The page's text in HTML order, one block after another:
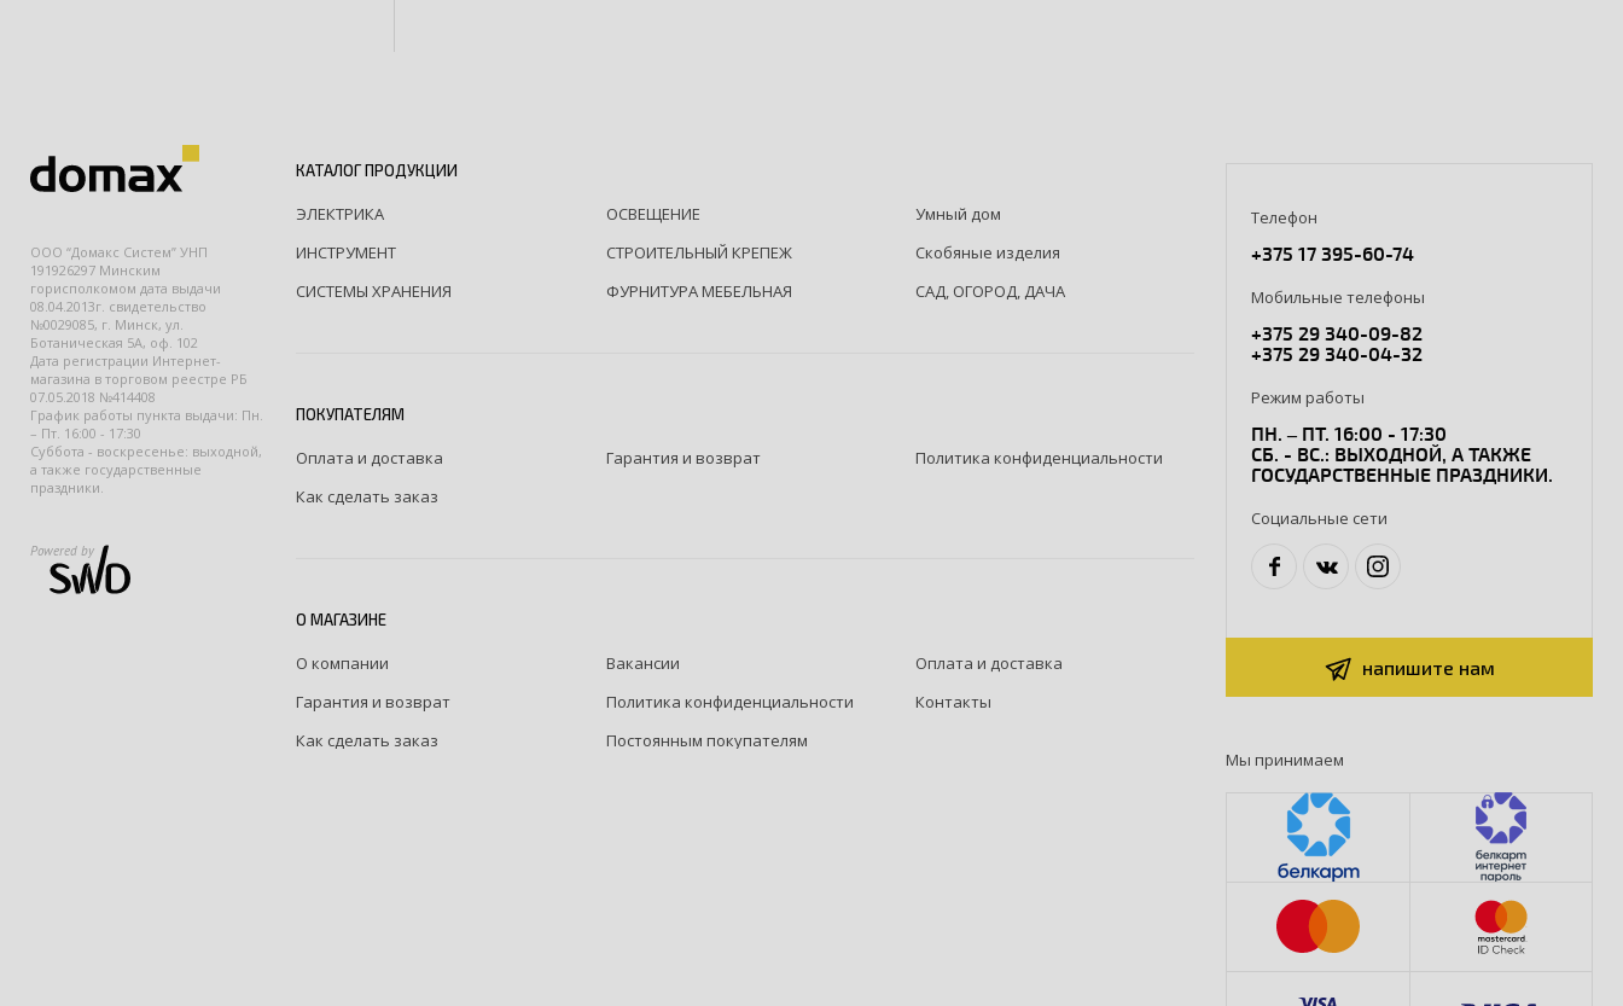
ООО “Домакс Систем” УНП
191926297 Минским
горисполкомом дата выдачи
08.04.2013г. свидетельство
№0029085, г. Минск, ул.
Ботаническая 5А, оф. 102
Дата регистрации Интернет-
магазина в торговом реестре РБ
07.05.2018 №414408
График работы пункта выдачи: Пн.
– Пт. 16:00 - 17:30
Суббота - воскресенье: выходной,
а также государственные
праздники.
Powered by
КАТАЛОГ ПРОДУКЦИИ
ЭЛЕКТРИКА ОСВЕЩЕНИЕ
Умный дом
ИНСТРУМЕНТ
СТРОИТЕЛЬНЫЙ КРЕПЕЖ
Скобяные изделия
СИСТЕМЫ ХРАНЕНИЯ
ФУРНИТУРА МЕБЕЛЬНАЯ САД, ОГОРОД, ДАЧА
ПОКУПАТЕЛЯМ
Оплата и доставка Гарантия и возврат
Политика конфиденциальности
Как сделать заказ
О МАГАЗИНЕ
О компании Вакансии
Оплата и доставка
Гарантия и возврат
Политика конфиденциальности
Контакты
Как сделать заказ
Постоянным покупателям
Телефон
+375 17 395-60-74
Мобильные телефоны
+375 29 340-09-82
+375 29 340-04-32
Режим работы
ПН. – ПТ. 16:00 - 17:30
СБ. - ВС.: ВЫХОДНОЙ, А ТАКЖЕ
ГОСУДАРСТВЕННЫЕ ПРАЗДНИКИ.
Социальные сети
напишите нам
Мы принимаем